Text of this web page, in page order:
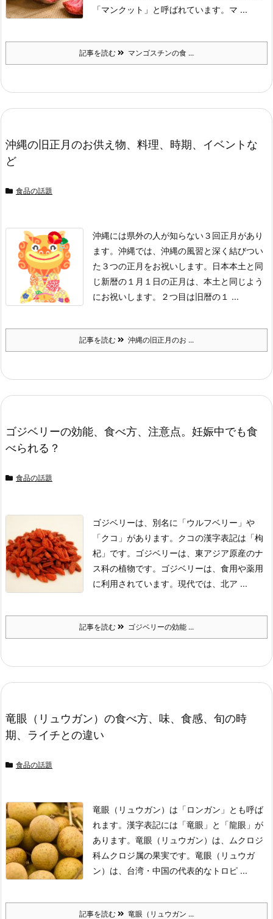
「マンクット」と呼ばれています。 マ ...
記事を読む マンゴスチンの食 ...
沖縄の旧正月のお供え物、料理、時期、イベントな
ど
食品の話題
沖縄には県外の人が知らない３回正月があり
ます。 沖縄では、沖縄の風習と深く結びつい
た３つの正月をお祝いします。
日本本土と同
じ新暦の１月１日の正月は、本土と同じよう
にお祝いします。
２つ目は旧暦の１ ...
記事を読む 沖縄の旧正月のお ...
ゴジベリーの効能、食べ方、注意点。妊娠中でも食
べられる？
食品の話題
ゴジベリーは、別名に「ウルフベリー」や
「クコ」があります。 クコの漢字表記は「枸
杞」です。
ゴジベリーは、東アジア原産のナ
ス科の植物です。
ゴジベリーは、食用や薬用
に利用されています。現代では、北ア ...
記事を読む ゴジベリーの効能 ...
竜眼（リュウガン）の食べ方、味、食感、旬の時
期、ライチとの違い
食品の話題
竜眼（リュウガン）は「ロンガン」とも呼ば
れます。 漢字表記には「竜眼」と「龍眼」が
あります。 竜眼（リュウガン）は、ムクロジ
科ムクロジ属の果実です。 竜眼（リュウガ
ン）は、台湾・中国の代表的なトロピ ...
記事を読む 竜眼（リュウガン ...